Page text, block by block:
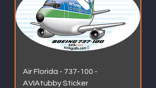
Air Florida - 737-100 -
AVIAtubby Sticker